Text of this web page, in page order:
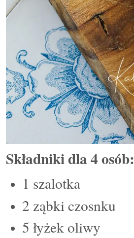
Składniki dla 4 osób:
1 szalotka
2 ząbki czosnku
5 łyżek oliwy